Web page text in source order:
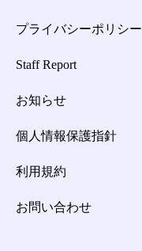
プライバシーポリシー
Staff Report
お知らせ
個人情報保護指針
利用規約
お問い合わせ